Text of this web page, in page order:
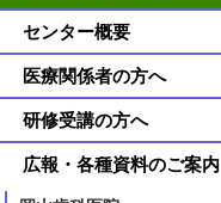
センター概要
医療関係者の方へ
研修受講の方へ
広報・各種資料のご案内